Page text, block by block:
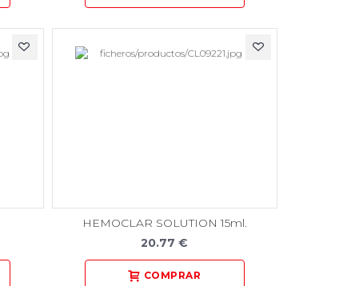
HEMOCLAR SOLUTION 15ml.
20.77 €